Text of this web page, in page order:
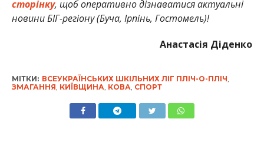
сторінку, щоб оперативно дізнаватися актуальні
новини БІГ-регіону (Буча, Ірпінь, Гостомель)!
Анастасія Діденко
МІТКИ: ВСЕУКРАЇНСЬКИХ ШКІЛЬНИХ ЛІГ ПЛІЧ-О-ПЛІЧ
ЗМАГАННЯ КИЇВЩИНА КОВА СПОРТ